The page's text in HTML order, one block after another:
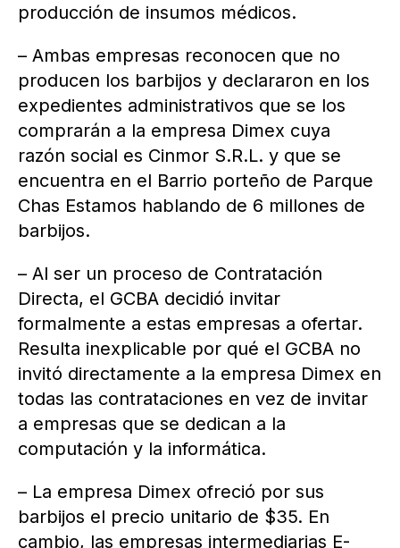
producción de insumos médicos.
– Ambas empresas reconocen que no
producen los barbijos y declararon en los
expedientes administrativos que se los
comprarán a la empresa Dimex cuya
razón social es Cinmor S.R.L. y que se
encuentra en el Barrio porteño de Parque
Chas Estamos hablando de 6 millones de
barbijos.
– Al ser un proceso de Contratación
Directa, el GCBA decidió invitar
formalmente a estas empresas a ofertar.
Resulta inexplicable por qué el GCBA no
invitó directamente a la empresa Dimex en
todas las contrataciones en vez de invitar
a empresas que se dedican a la
computación y la informática.
– La empresa Dimex ofreció por sus
barbijos el precio unitario de $35. En
cambio, las empresas intermediarias E-